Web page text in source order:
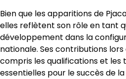
Bien que les apparitions de
elles reflètent son rôle en tant
développement dans la
nationale. Ses contributions
compris les qualifications et les
essentielles pour le succès de